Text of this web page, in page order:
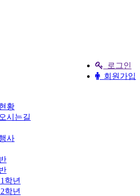
로그인
회원가입
황
시는길
사
학년
학년